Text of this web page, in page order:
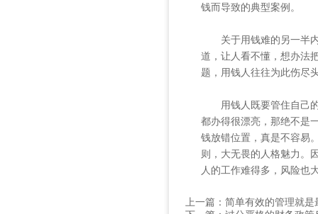
钱而导致的典型案例。
关于用钱难的另一半内
道，让人看不懂，想办法
题，用钱人往往为此伤尽
用钱人既要管住自己的
都办得很漂亮，那绝不是
钱放错位置，真是不容易
则，大无畏的人格魅力。
人的工作难得多，风险也
上一篇： 简单有效的管理就是